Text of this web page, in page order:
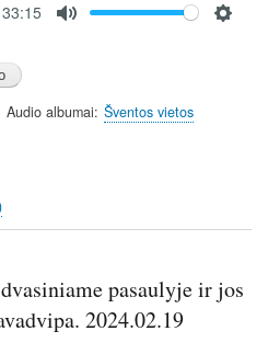
33:15
e
Audio albumai Šventos vietos
pasaulyje ir jos
2024.02.19